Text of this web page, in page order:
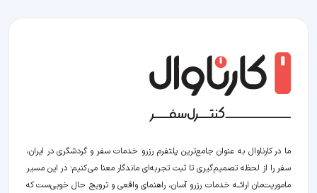
ما در کارناوال به عنوان جامع‌ترین پلتفرم رزرو خدمات سفر و گردشگری در ایران،
سفر را از لحظه‌ تصمیم‌گیری تا ثبت تجربه‌ای ماندگار معنا می‌کنیم؛ در این مسیر‍
ماموریت‌مان اراﺋــﻪ خدمات رزرو آسان، راهنمای واقعی و ترویج حال خوبی‌ست که